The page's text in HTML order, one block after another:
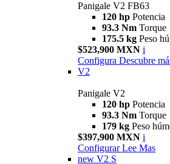
Panigale V2 FB63
120 hp Potencia
93.3 Nm Torque
175.5 kg Peso
$523,900 MXN i
Configura Descubre
V2
Panigale V2
120 hp Potencia
93.3 Nm Torque
179 kg Peso
$397,900 MXN i
Configurar Lee Mas
new V2 S